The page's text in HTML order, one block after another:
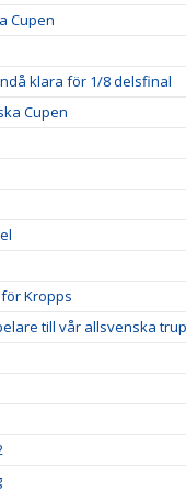
Cupen
klara för 1/8 delsfinal
Cupen
Kropps
till vår allsvenska